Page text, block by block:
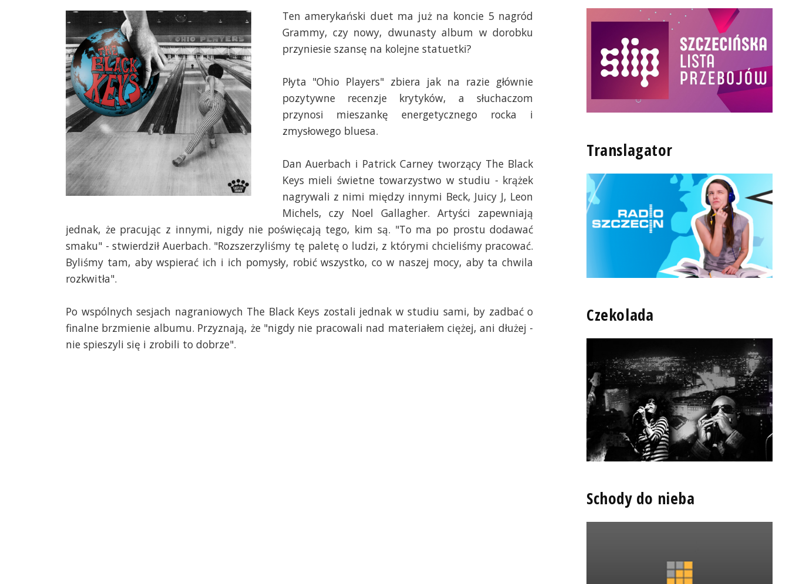
Ten amerykański duet ma już na koncie 5 nagród
Grammy, czy nowy, dwunasty album w dorobku
przyniesie szansę na kolejne statuetki?
Płyta "Ohio Players" zbiera jak na razie głównie
pozytywne recenzje krytyków, a słuchaczom
przynosi mieszankę energetycznego rocka i
zmysłowego bluesa.
Dan Auerbach i Patrick Carney tworzący The Black
Keys mieli świetne towarzystwo w studiu - krążek
nagrywali z nimi między innymi Beck, Juicy J, Leon
Michels, czy Noel Gallagher. Artyści zapewniają
jednak, że pracując z innymi, nigdy nie poświęcają tego, kim są. "To ma po prostu dodawać
smaku" - stwierdził Auerbach. "Rozszerzyliśmy tę paletę o ludzi, z którymi chcieliśmy pracować.
Byliśmy tam, aby wspierać ich i ich pomysły, robić wszystko, co w naszej mocy, aby ta chwila
rozkwitła".
Po wspólnych sesjach nagraniowych The Black Keys zostali jednak w studiu sami, by zadbać o
finalne brzmienie albumu. Przyznają, że "nigdy nie pracowali nad materiałem ciężej, ani dłużej -
nie spieszyli się i zrobili to dobrze".
Translagator
Czekolada
Schody do nieba